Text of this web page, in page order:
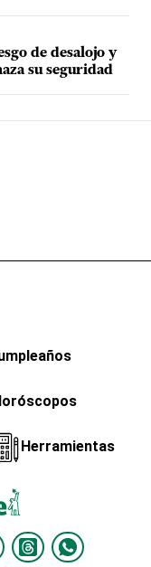
de desalojo y
su seguridad
Herramientas